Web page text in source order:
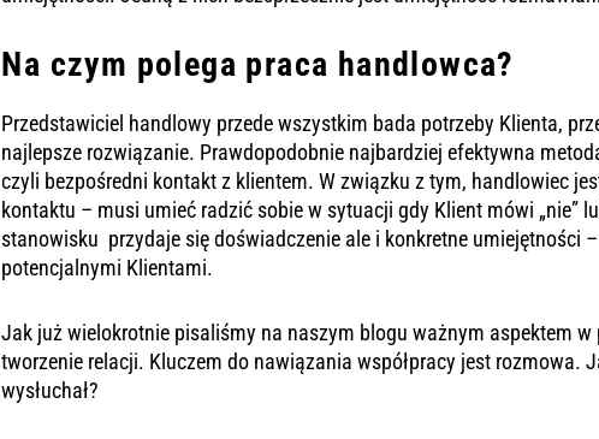
Na czym polega praca handlowca?
Przedstawiciel handlowy przede wszystkim bada potrzeby Klienta,
najlepsze rozwiązanie. Prawdopodobnie najbardziej efektywna
czyli bezpośredni kontakt z klientem. W związku z tym, handlowiec
kontaktu – musi umieć radzić sobie w sytuacji gdy Klient mówi „nie”
stanowisku przydaje się doświadczenie ale i konkretne umiejętności
potencjalnymi Klientami.
Jak już wielokrotnie pisaliśmy na naszym blogu ważnym aspektem
tworzenie relacji. Kluczem do nawiązania współpracy jest rozmowa.
wysłuchał?